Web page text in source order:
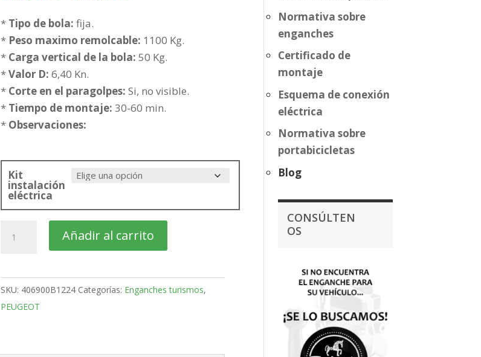
desde
169,10€
244,60€
* Tipo de bola: fija.
* Peso maximo remolcable: 1100 Kg.
* Carga vertical de la bola: 50 Kg.
*Valor D: 6,40 Kn.
* Corte en el paragolpes: Si, no visible.
* Tiempo de montaje: 30-60 min.
* Observaciones:
Kit
instalación
eléctrica
206
5
Puertas
Bola
Añadir al carrito
SKU: 406900B1224 Categorías: Enganches turismos,
PEUGEOT
Normativa sobre
enganches
Certificado de
montaje
Esquema de conexión
eléctrica
Normativa sobre
portabicicletas
Blog
CONSÚLTEN
OS